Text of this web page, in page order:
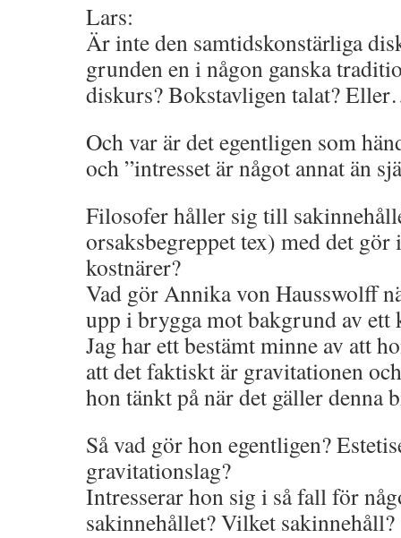
Lars:
Är inte den samtidskonstärliga
grunden en i någon ganska
diskurs? Bokstavligen talat?
Och var är det egentligen som
och ”intresset är något annat än
Filosofer håller sig till
orsaksbegreppet tex) med det gör
kostnärer?
Vad gör Annika von Hausswolff
upp i brygga mot bakgrund av ett
Jag har ett bestämt minne av att
att det faktiskt är gravitationen
hon tänkt på när det gäller denna
Så vad gör hon egentligen?
gravitationslag?
Intresserar hon sig i så fall för
sakinnehållet? Vilket sakinnehåll?